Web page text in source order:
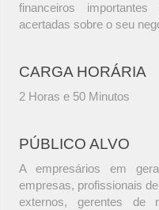
financeiros
acertadas sobre o seu
CARGA HORÁRIA
2 Horas e 50 Minutos
PÚBLICO ALVO
A empresários em
empresas, profissionais
externos, gerentes de